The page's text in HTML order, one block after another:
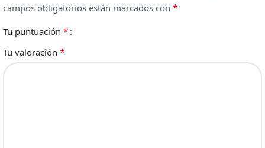
campos obligatorios están marcados con *
Tu puntuación *
Tu valoración *